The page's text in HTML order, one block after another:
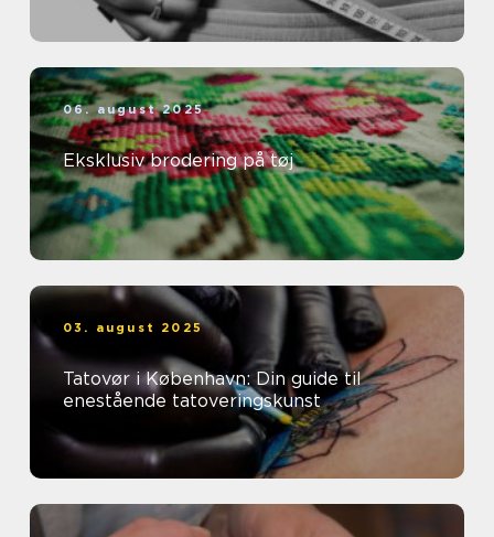
06. august 2025
Eksklusiv brodering på tøj
03. august 2025
Tatovør i København: Din guide til
enestående tatoveringskunst